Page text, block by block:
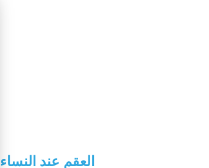
العقم عند النساء